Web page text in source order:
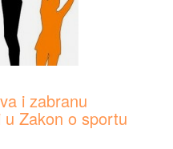
i zabranu
u Zakon o sportu